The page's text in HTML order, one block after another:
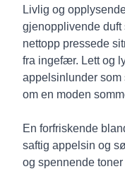
Livlig og
gjenopplivende duft
nettopp pressede
fra ingefær. Lett og
appelsinlunder som
om en moden
En forfriskende
saftig appelsin og
og spennende